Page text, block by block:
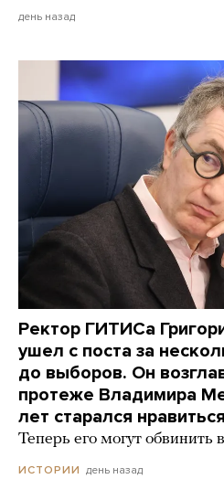
день назад
Ректор ГИТИСа
ушел с поста за
до выборов. Он
протеже Владимира
лет старался
Теперь его могут обвинить
ИСТОРИИ день назад